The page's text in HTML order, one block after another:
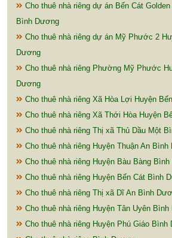
Cho thuê nhà riêng dự án Bến Cát
Bình Dương
Cho thuê nhà riêng dự án Mỹ Phước 2
Dương
Cho thuê nhà riêng Phường Mỹ Phước
Dương
Cho thuê nhà riêng Xã Hòa Lợi Huyện
Cho thuê nhà riêng Xã Thới Hòa Huyện
Cho thuê nhà riêng Thị xã Thủ Dầu Một
Cho thuê nhà riêng Huyện Thuận An Bình
Cho thuê nhà riêng Huyện Bàu Bàng
Cho thuê nhà riêng Huyện Bến Cát Bình
Cho thuê nhà riêng Thị xã Dĩ An Bình
Cho thuê nhà riêng Huyện Tân Uyên
Cho thuê nhà riêng Huyện Phú Giáo Bình